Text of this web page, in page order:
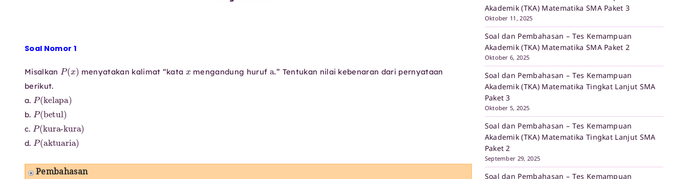
Soal Nomor 1
Misalkan
P(x )
menyatakan kalimat “kata mengandung huruf
” Tentukan nilai kebenaran dari pernyataan
berikut.
a.
P(kelapa
b.
P(betul
c.
P(
kura-kura
d.
P(aktuaria )
Pembahasan
Akademik (TKA) Matematika SMA Paket 3
Oktober 11, 2025
Soal dan Pembahasan – Tes Kemampuan
Akademik (TKA) Matematika SMA Paket 2
Oktober 6, 2025
Soal dan Pembahasan – Tes Kemampuan
Akademik (TKA) Matematika Tingkat Lanjut SMA
Paket 3
Oktober 5, 2025
Soal dan Pembahasan – Tes Kemampuan
Akademik (TKA) Matematika Tingkat Lanjut SMA
Paket 2
September 29, 2025
Soal dan Pembahasan – Tes Kemampuan